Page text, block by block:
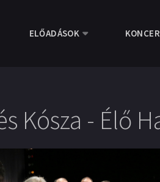
ELŐADÁSOK
Kósza - Élő